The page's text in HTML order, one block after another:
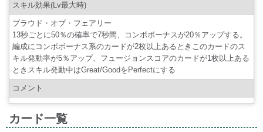
スキル効果(Lv最大時)
プラウド・オブ・フェアリー
13秒ごとに50％の確率で7秒間、コンボボーナスが20％アップする。
編成にコンボボーナス系のカードが2枚以上あるときこのカードのス
キル発動率が5％アップ、フュージョンスコアのカードが1枚以上ある
ときスキル発動中はGreat/GoodをPerfectにする
コメント
カード一覧